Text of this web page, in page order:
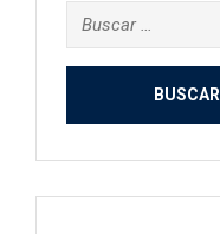
Buscar: